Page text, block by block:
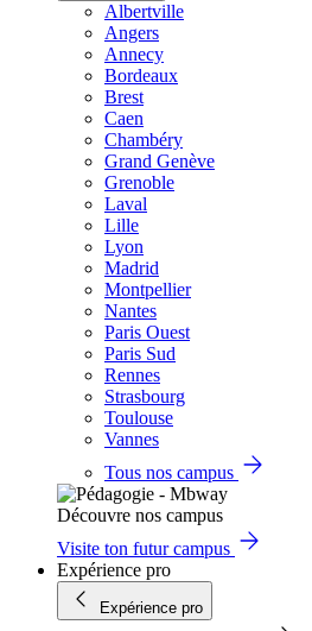
Albertville
Angers
Annecy
Bordeaux
Brest
Caen
Chambéry
Grand Genève
Grenoble
Laval
Lille
Lyon
Madrid
Montpellier
Nantes
Paris Ouest
Paris Sud
Rennes
Strasbourg
Toulouse
Vannes
Tous nos campus
Découvre nos campus
Visite ton futur campus
Expérience pro
Expérience pro